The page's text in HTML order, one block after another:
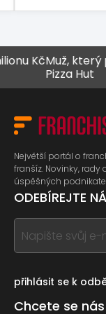
KčMuž, který
Pizza Hut
Největší portál o
franšíz. Novinky,
úspěšných
ODEBÍREJTE
If
you
this,
přihlásit se k
Chcete se